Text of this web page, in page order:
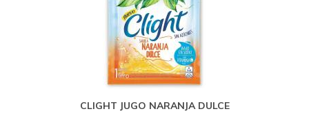
CLIGHT JUGO NARANJA DULCE